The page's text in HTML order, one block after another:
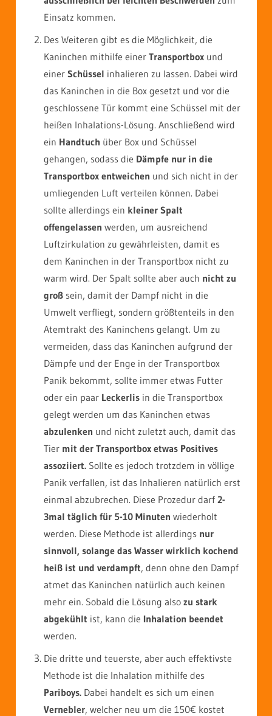
Einsatz kommen.
Des Weiteren gibt es die Möglichkeit, die
Kaninchen mithilfe einerTransportbox und
einerSchüssel inhalieren zu lassen. Dabei wird
das Kaninchen in die Box gesetzt und vor die
geschlossene Tür kommt eine Schüssel mit der
heißen Inhalations-Lösung. Anschließend wird
ein Handtuch über Box und Schüssel
gehangen, sodass die Dämpfe nur in die
Transportbox entweichen und sich nicht in der
umliegenden Luft verteilen können. Dabei
sollte allerdings ein kleiner Spalt
offengelassen werden, um ausreichend
Luftzirkulation zu gewährleisten, damit es
dem Kaninchen in der Transportbox nicht zu
warm wird. Der Spalt sollte aber auch nicht zu
groß sein, damit der Dampf nicht in die
Umwelt verfliegt, sondern größtenteils in den
Atemtrakt des Kaninchens gelangt. Um zu
vermeiden, dass das Kaninchen aufgrund der
Dämpfe und der Enge in der Transportbox
Panik bekommt, sollte immer etwas Futter
oder ein paar Leckerlis in die Transportbox
gelegt werden um das Kaninchen etwas
abzulenken und nicht zuletzt auch, damit das
Tier mit der Transportbox etwas Positives
assoziiert. Sollte es jedoch trotzdem in völlige
Panik verfallen, ist das Inhalieren natürlich erst
einmal abzubrechen. Diese Prozedur darf2-
3mal täglich für 5-10 Minuten wiederholt
werden. Diese Methode ist allerdings nur
sinnvoll, solange das Wasser wirklich kochend
heiß ist und verdampft, denn ohne den Dampf
atmet das Kaninchen natürlich auch keinen
mehr ein. Sobald die Lösung alsozu stark
abgekühlt ist, kann die Inhalation beendet
werden.
Die dritte und teuerste, aber auch effektivste
Methode ist die Inhalation mithilfe des
Pariboys. Dabei handelt es sich um einen
Vernebler, welcher neu um die 150€ kostet